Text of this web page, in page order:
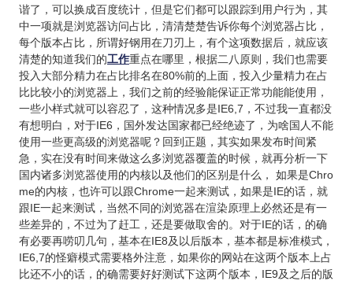
谐了，可以换成百度统计，但是它们都可以跟踪到用户行为，其
中一项就是浏览器访问占比，清清楚楚告诉你每个浏览器占比，
每个版本占比，所谓好钢用在刀刃上，有个这项数据后，就应该
清楚的知道我们的工作重点在哪里，根据二八原则，我们也需要
投入大部分精力在占比排名在80%前的上面，投入少量精力在占
比比较小的浏览器上，我们之前的经验能保证正常功能能使用，
一些小样式就可以容忍了，这种情况多是IE6,7，不过我一直都没
有想明白，对于IE6，国外发达国家都已经绝迹了，为啥国人不能
使用一些更高级的浏览器呢？回到正题，其实如果发布时间紧
急，实在没有时间来做这么多浏览器覆盖的时候，就再分析一下
国内诸多浏览器使用的内核以及他们的区别是什么， 如果是Chro
me的内核，也许可以跟Chrome一起来测试，如果是IE的话，就
跟IE一起来测试，当然不同的浏览器在渲染原理上必然还是有一
些差异的，不过为了赶工，还是要做取舍的。对于IE的话，的确
有必要再唠叨几句，基本在IE8及以后版本，基本都是标准模式，
IE6,7的怪癖模式需要格外注意，如果你的网站在这两个版本上占
比还不小的话，的确需要好好测试下这两个版本，IE9及之后的版